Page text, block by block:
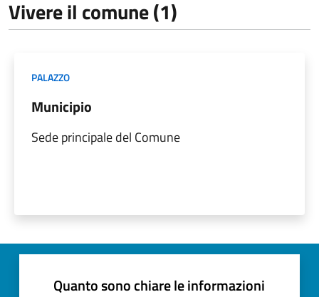
Vivere il comune (1)
PALAZZO
Municipio
Sede principale del Comune
Quanto sono chiare le informazioni